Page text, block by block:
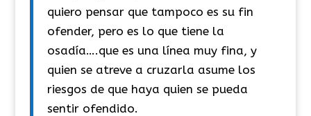
quiero pensar que tampoco es su fin
ofender, pero es lo que tiene la
osadía….que es una línea muy fina, y
quien se atreve a cruzarla asume los
riesgos de que haya quien se pueda
sentir ofendido.